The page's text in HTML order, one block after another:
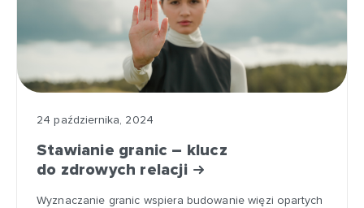
24 października, 2024
Stawianie granic – klucz
do zdrowych relacji
Wyznaczanie granic wspiera budowanie więzi opartych